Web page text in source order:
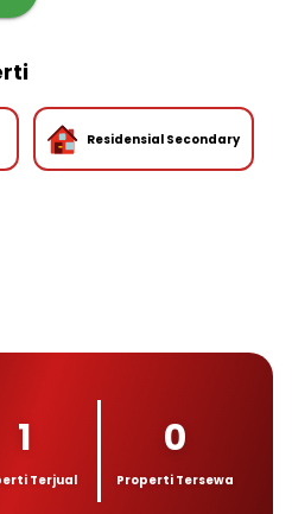
Residensial Secondary
1
Terjual
0
Properti Tersewa